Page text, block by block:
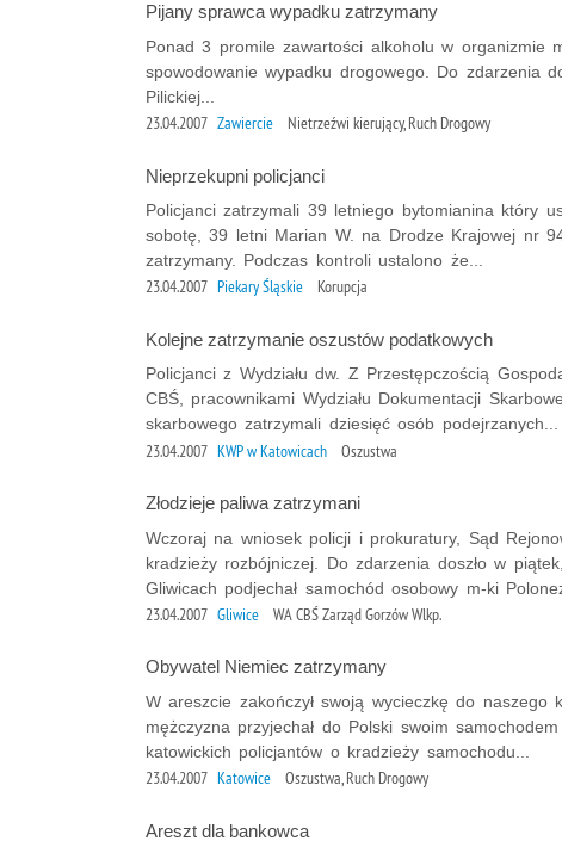
Pijany sprawca wypadku zatrzymany
Ponad 3 promile zawartości alkoholu w organizmie
spowodowanie wypadku drogowego. Do zdarzenia
Pilickiej...
23.04.2007 Zawiercie Nietrzeźwi kierujący, Ruch Drogowy
Nieprzekupni policjanci
Policjanci zatrzymali 39 letniego bytomianina który
sobotę, 39 letni Marian W. na Drodze Krajowej nr
zatrzymany. Podczas kontroli ustalono że...
23.04.2007 Piekary Śląskie Korupcja
Kolejne zatrzymanie oszustów podatkowych
Policjanci z Wydziału dw. Z Przestępczością
CBŚ, pracownikami Wydziału Dokumentacji
skarbowego zatrzymali dziesięć osób podejrzanych...
23.04.2007 KWP w Katowicach Oszustwa
Złodzieje paliwa zatrzymani
Wczoraj na wniosek policji i prokuratury, Sąd
kradzieży rozbójniczej. Do zdarzenia doszło w
Gliwicach podjechał samochód osobowy m-ki
23.04.2007 Gliwice WA CBŚ Zarząd Gorzów Wlkp.
Obywatel Niemiec zatrzymany
W areszcie zakończył swoją wycieczkę do
mężczyzna przyjechał do Polski swoim
katowickich policjantów o kradzieży samochodu...
23.04.2007 Katowice Oszustwa, Ruch Drogowy
Areszt dla bankowca